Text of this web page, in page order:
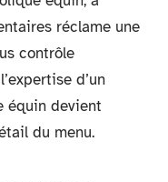
réclame une
contrôle
d’un
équin devient
du menu.